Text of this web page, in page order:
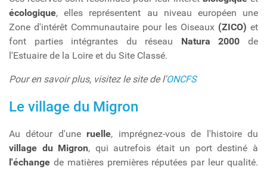
écologique, elles représentent au niveau européen une
Zone d'intérêt Communautaire pour les Oiseaux (ZICO) et
font parties intégrantes du réseau Natura 2000 de
l'Estuaire de la Loire et du Site Classé.
Pour en savoir plus, visitez le site de l'ONCFS
Le village du Migron
Au détour d'une ruelle, imprégnez-vous de l'histoire du
village du Migron, qui autrefois était un port destiné à
l'échange de matières premières réputées par leur qualité.